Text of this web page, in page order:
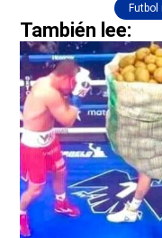
Futbol
También lee: